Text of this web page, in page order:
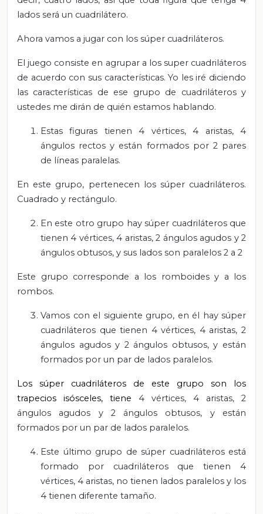
lados será un cuadrilátero.
Ahora vamos a jugar con los súper cuadriláteros.
El juego consiste en agrupar a los super cuadriláteros
de acuerdo con sus características. Yo les iré diciendo
las características de ese grupo de cuadriláteros y
ustedes me dirán de quién estamos hablando.
Estas figuras tienen 4 vértices, 4 aristas, 4
ángulos rectos y están formados por 2 pares
de líneas paralelas.
En este grupo, pertenecen los súper cuadriláteros.
Cuadrado y rectángulo.
En este otro grupo hay súper cuadriláteros que
tienen 4 vértices, 4 aristas, 2 ángulos agudos y 2
ángulos obtusos, y sus lados son paralelos 2 a 2
Este grupo corresponde a los romboides y a los
rombos.
Vamos con el siguiente grupo, en él hay súper
cuadriláteros que tienen 4 vértices, 4 aristas, 2
ángulos agudos y 2 ángulos obtusos, y están
formados por un par de lados paralelos.
Los súper cuadriláteros de este grupo son los
trapecios isósceles, tiene 4 vértices, 4 aristas, 2
ángulos agudos y 2 ángulos obtusos, y están
formados por un par de lados paralelos.
Este último grupo de súper cuadriláteros está
formado por cuadriláteros que tienen 4
vértices, 4 aristas, no tienen lados paralelos y los
4 tienen diferente tamaño.